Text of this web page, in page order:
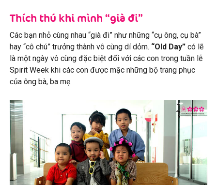
Thích thú khi mình “già đi”
Các bạn nhỏ cùng nhau “già đi” như những “cụ ông, cụ bà”
hay “cô chú” trưởng thành vô cùng dí dỏm. “Old Day” có lẽ
là một ngày vô cùng đặc biệt đối với các con trong tuần lễ
Spirit Week khi các con được mặc những bộ trang phục
của ông bà, ba mẹ.